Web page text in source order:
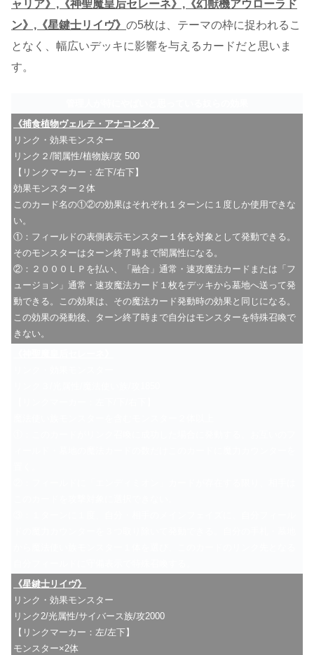
ャリア》,《神聖魔皇后セレーネ》,《幻獣機アウローラド
ン》,《星鍵士リイヴ》 の5枚は、テーマの枠に捉われるこ
となく、幅広いデッキに影響を与えるカードだと思いま
す。
《捕食植物ヴェルテ・アナコンダ》
リンク・効果モンスター
リンク２/闇属性/植物族/攻 500
【リンクマーカー：左下/右下】
効果モンスター２体
このカード名の①②の効果はそれぞれ１ターンに１度しか使用できな
い。
①：フィールドの表側表示モンスター１体を対象として発動できる。
そのモンスターはターン終了時まで闇属性になる。
②：２０００ＬＰを払い、「融合」通常・速攻魔法カードまたは「フ
ュージョン」通常・速攻魔法カード１枚をデッキから墓地へ送って発
動できる。この効果は、その魔法カード発動時の効果と同じになる。
この効果の発動後、ターン終了時まで自分はモンスターを特殊召喚で
きない。
《星鍵士リイヴ》
リンク・効果モンスター
リンク2/光属性/サイバース族/攻2000
【リンクマーカー：左/左下】
モンスター×2体